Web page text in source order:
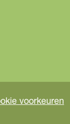
voorkeuren